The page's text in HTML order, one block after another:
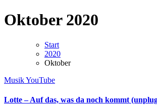
Oktober 2020
Start
2020
Oktober
MusikYouTube
Lotte – Auf das, was da noch kommt